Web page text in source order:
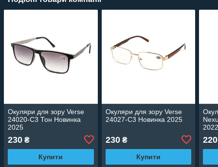
Окуляри для зору Verse
24020-C3 Тон Новинка
2025
230 ₴
Купити
Окуляри для зору Verse
24027-C3 Новинка 2025
230₴
Купити
220